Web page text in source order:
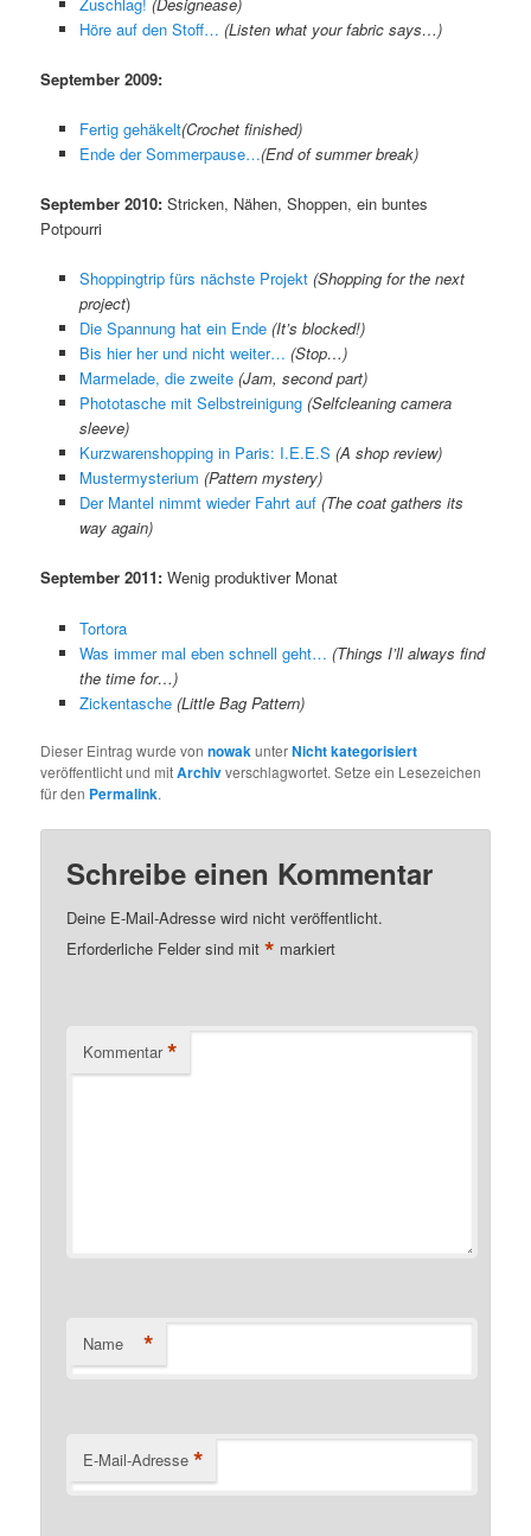
Höre auf den Stoff… (Listen what your fabric says…)
September 2009:
Fertig gehäkelt(Crochet finished)
Ende der Sommerpause…(End of summer break)
September 2010:Stricken, Nähen, Shoppen, ein buntes
Potpourri
Shoppingtrip fürs nächste Projekt (Shopping for the next
project)
Die Spannung hat ein Ende (It’s blocked!)
Bis hier her und nicht weiter… (Stop…)
Marmelade, die zweite (Jam, second part)
Phototasche mit Selbstreinigung (Selfcleaning camera
sleeve)
Kurzwarenshopping in Paris: I.E.E.S (A shop review)
Mustermysterium (Pattern mystery)
Der Mantel nimmt wieder Fahrt auf (The coat gathers its
way again)
September 2011: Wenig produktiver Monat
Tortora
Was immer mal eben schnell geht… (Things I’ll always find
the time for…)
Zickentasche (Little Bag Pattern)
Dieser Eintrag wurde vonnowakunterNicht kategorisiert
veröffentlicht und mitArchivverschlagwortet. Setze ein Lesezeichen
für den Permalink.
Schreibe einen Kommentar
Deine E-Mail-Adresse wird nicht veröffentlicht.
Erforderliche Felder sind mit* markiert
Kommentar *
Name *
E-Mail-Adresse *